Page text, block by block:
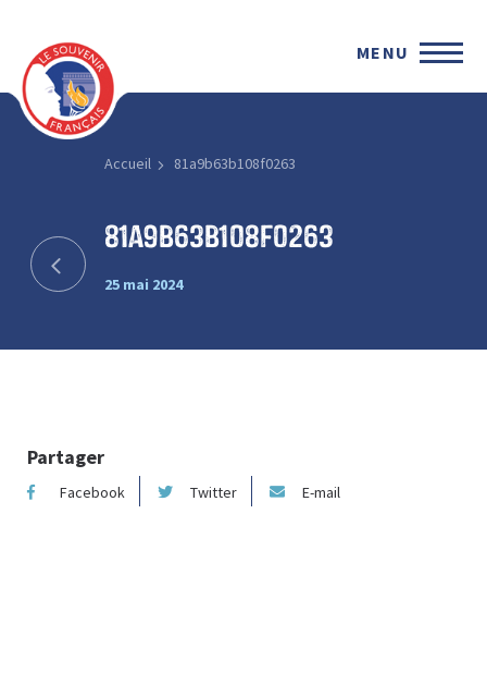
MENU
Accueil 81a9b63b108f0263
81a9b63b108f0263
25 mai 2024
Partager
Facebook Twitter E-mail